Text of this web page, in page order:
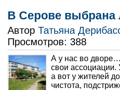
В Серове выбрана
Автор Татьяна
Просмотров: 388
А у нас во
свои ассоциации.
а вот у жителей
чистота,